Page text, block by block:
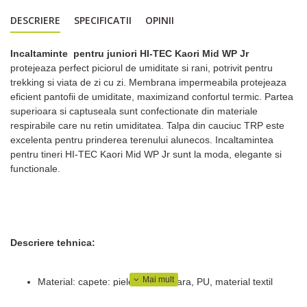
DESCRIERE SPECIFICATII OPINII
Incaltaminte pentru juniori HI-TEC Kaori Mid WP Jr
protejeaza perfect piciorul de umiditate si rani, potrivit pentru
trekking si viata de zi cu zi. Membrana impermeabila protejeaza
eficient pantofii de umiditate, maximizand confortul termic. Partea
superioara si captuseala sunt confectionate din materiale
respirabile care nu retin umiditatea. Talpa din cauciuc TRP este
excelenta pentru prinderea terenului alunecos. Incaltamintea
pentru tineri HI-TEC Kaori Mid WP Jr sunt la moda, elegante si
functionale.
Descriere tehnica:
Material: capete: piele de caprioara, PU, ​​material textil